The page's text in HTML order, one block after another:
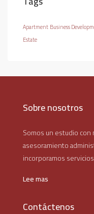
Apartment Business
Estate
Sobre nosotros
Somos un estudio
asesoramiento
incorporamos
Lee mas
Contáctenos